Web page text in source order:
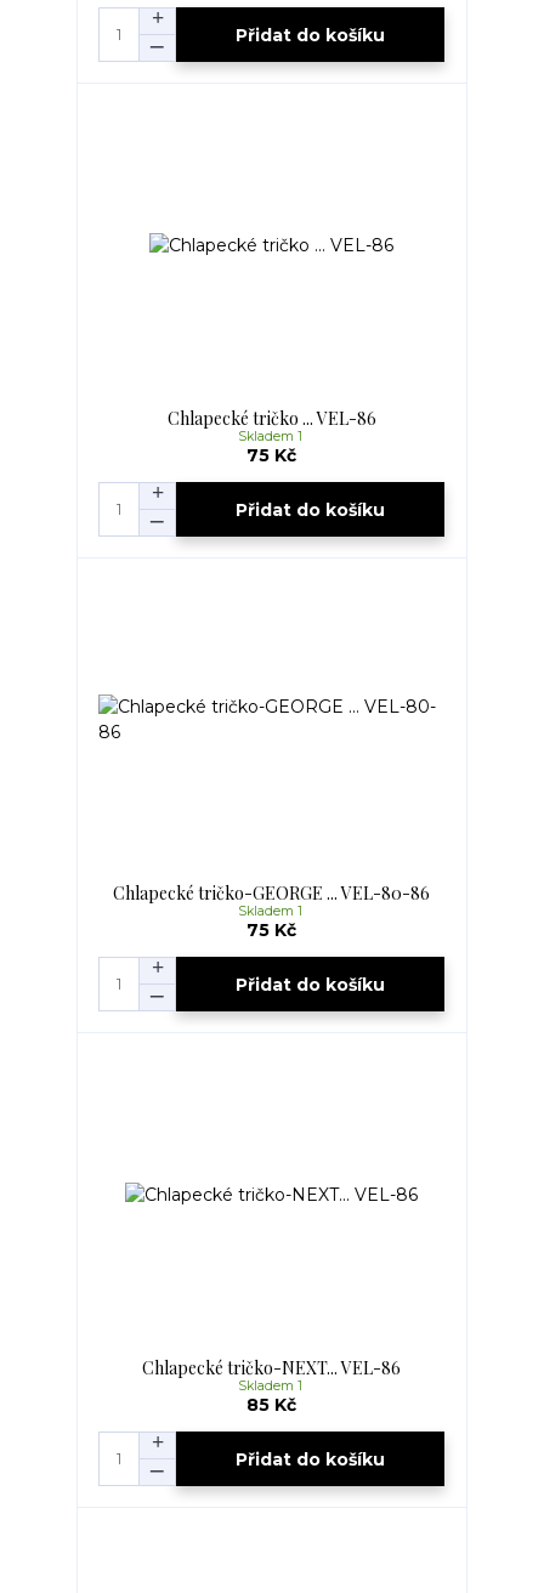
Přidat do košíku
Chlapecké tričko ... VEL-86
75 Kč
Skladem 1
Přidat do košíku
Chlapecké tričko-GEORGE ... VEL-80-86
75 Kč
Skladem 1
Přidat do košíku
Chlapecké tričko-NEXT... VEL-86
85 Kč
Skladem 1
Přidat do košíku